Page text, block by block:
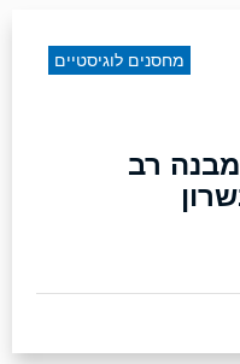
רב
מחסנים לוגיסטיים